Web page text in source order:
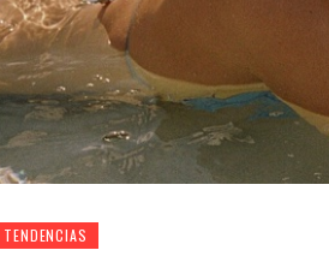
TENDENCIAS